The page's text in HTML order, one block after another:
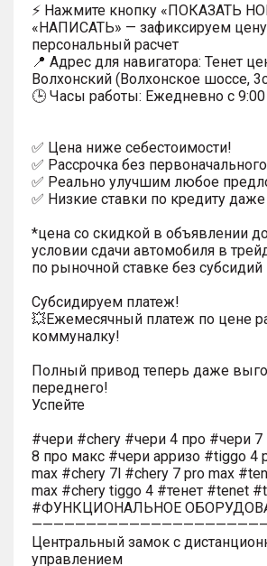
⚡ Нажмите кнопку «ПОКАЗАТЬ
«НАПИСАТЬ» — зафиксируем
персональный расчет
📍 Адрес для навигатора: Тенет
Волхонский (Волхонское шоссе,
🕒 Часы работы: Ежедневно с 9:00
✅ Цена ниже себестоимости!
✅ Рассрочка без
✅ Реально улучшим любое
✅ Низкие ставки по кредиту
*цена со скидкой в объявлении
условии сдачи автомобиля в
по рыночной ставке без субсидий
Субсидируем платеж!
💥Ежемесячный платеж по цене
коммуналку!
Полный привод теперь даже
переднего!
Успейте
#чери #chery #чери 4 про #чери
8 про макс #чери арризо #tiggo 4
max #chery 7l #chery 7 pro max
max #chery tiggo 4 #тенет #tenet
#ФУНКЦИОНАЛЬНОЕ
Центральный замок с
управлением